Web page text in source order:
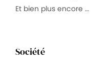
Et bien plus encore …
Société